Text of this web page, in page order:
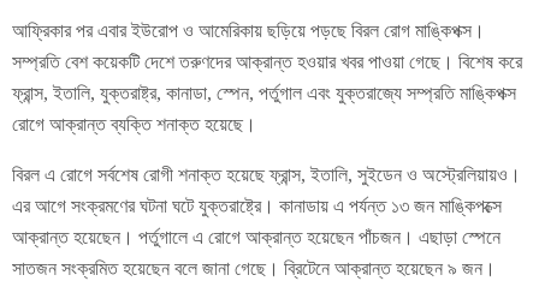
আফ্রিকার পর এবার ইউরোপ ও আমেরিকায় ছড়িয়ে পড়ছে বিরল রোগ মাঙ্কিপক্স।
সম্প্রতি বেশ কয়েকটি দেশে তরুণদের আক্রান্ত হওয়ার খবর পাওয়া গেছে। বিশেষ করে
ফ্রান্স, ইতালি, যুক্তরাষ্ট্র, কানাডা, স্পেন, পর্তুগাল এবং যুক্তরাজ্যে সম্প্রতি মাঙ্কিপক্স
রোগে আক্রান্ত ব্যক্তি শনাক্ত হয়েছে।
বিরল এ রোগে সর্বশেষ রোগী শনাক্ত হয়েছে ফ্রান্স, ইতালি, সুইডেন ও অস্ট্রেলিয়ায়ও।
এর আগে সংক্রমণের ঘটনা ঘটে যুক্তরাষ্ট্রে। কানাডায় এ পর্যন্ত ১৩ জন মাঙ্কিপক্সে
আক্রান্ত হয়েছেন। পর্তুগালে এ রোগে আক্রান্ত হয়েছেন পাঁচজন। এছাড়া স্পেনে
সাতজন সংক্রমিত হয়েছেন বলে জানা গেছে। ব্রিটেনে আক্রান্ত হয়েছেন ৯ জন।